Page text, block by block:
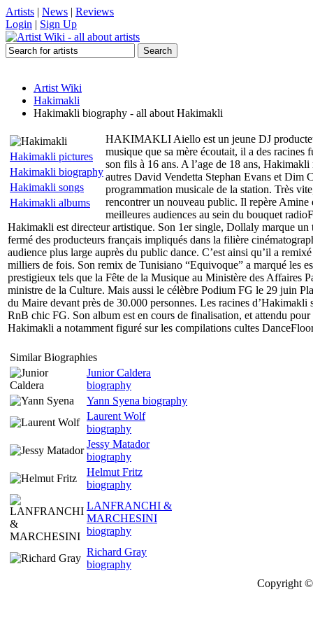
Artists | News | Reviews
Login | Sign Up
Artist Wiki
Hakimakli
Hakimakli biography - all about Hakimakli
Hakimakli pictures
Hakimakli biography
Hakimakli songs
Hakimakli albums
HAKIMAKLI Aiello est un jeune DJ
musique que sa mère écoutait, il a des racines
son fils à 16 ans. A l’age de 18 ans,
autres David Vendetta Stephan Evans et Dim
programmation musicale de la station. Très
rencontrer un nouveau public. Il repère
meilleures audiences au sein du bouquet
Hakimakli est directeur artistique. Son 1er single, Dollaly marque
fermé des producteurs français impliqués dans la filière
audience plus large auprès du public dance. C’est ainsi qu’il a
milliers de fois. Son remix de Tunisiano “Equivoque” a marqué les
prestigieux tels que la Fête de la Musique au Ministère des Affaires
ministre de la Culture. Mais aussi le célèbre Podium FG le 29 juin
du Maire devant près de 30.000 personnes. Les racines
RnB chic FG. Son album est en cours de finalisation, et attendu
Hakimakli a notamment figuré sur les compilations cultes
Similar Biographies
Junior Caldera
biography
Yann Syena biography
Laurent Wolf
biography
Jessy Matador
biography
Helmut Fritz
biography
LANFRANCHI &
MARCHESINI
biography
Richard Gray
biography
Copyright